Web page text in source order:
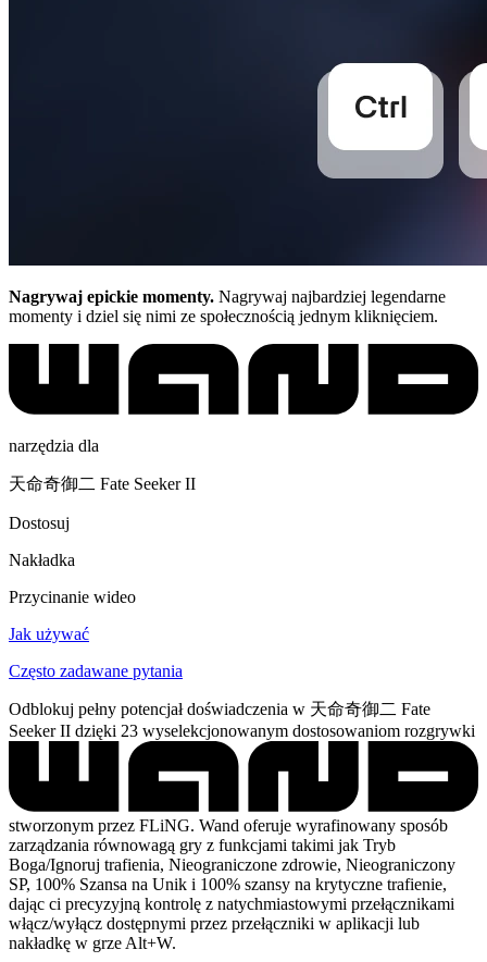
Nagrywaj epickie momenty. Nagrywaj najbardziej legendarne
momenty i dziel się nimi ze społecznością jednym kliknięciem.
narzędzia dla
天命奇御二 Fate Seeker II
Dostosuj
Nakładka
Przycinanie wideo
Jak używać
Często zadawane pytania
Odblokuj pełny potencjał doświadczenia w 天命奇御二 Fate
Seeker II dzięki 23 wyselekcjonowanym dostosowaniom rozgrywki
stworzonym przez FLiNG. Wand oferuje wyrafinowany sposób
zarządzania równowagą gry z funkcjami takimi jak Tryb
Boga/Ignoruj trafienia, Nieograniczone zdrowie, Nieograniczony
SP, 100% Szansa na Unik i 100% szansy na krytyczne trafienie,
dając ci precyzyjną kontrolę z natychmiastowymi przełącznikami
włącz/wyłącz dostępnymi przez przełączniki w aplikacji lub
nakładkę w grze Alt+W.